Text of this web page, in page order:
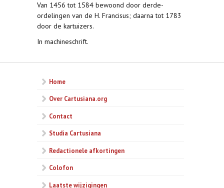
Van 1456 tot 1584 bewoond door derde-
ordelingen van de H. Francisus; daarna tot 1783
door de kartuizers.
In machineschrift.
Home
Over Cartusiana.org
Contact
Studia Cartusiana
Redactionele afkortingen
Colofon
Laatste wijzigingen